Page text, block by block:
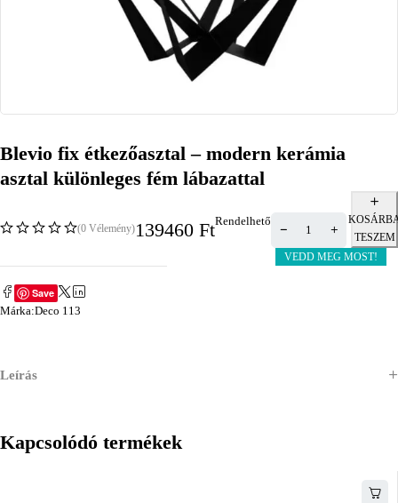
Blevio fix étkezőasztal – modern kerámia
asztal különleges fém lábazattal
(0 Vélemény)139460 FtRendelhető
TESZEM
VEDD MEG MOST!
Save
Márka:Deco 113
Leírás
Kapcsolódó termékek